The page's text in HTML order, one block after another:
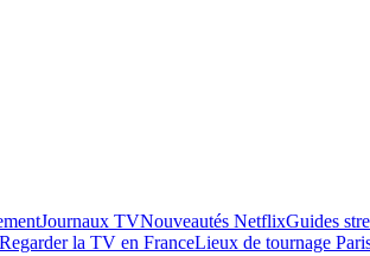
Journaux TVNouveautés NetflixGuides
Regarder la TV en FranceLieux de tournage